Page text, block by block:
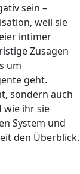
sein –
weil sie
intimer
Zusagen
um
geht.
sondern auch
wie ihr sie
System und
den Überblick.